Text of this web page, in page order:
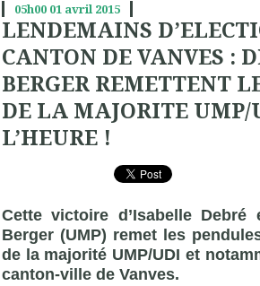
05h00 01 avril 2015
LENDEMAINS
CANTON DE VANVES :
BERGER REMETTENT
DE LA MAJORITE
L’HEURE !
Cette victoire d’Isabelle
Berger (UMP) remet les
de la majorité UMP/UDI et
canton-ville de Vanves.